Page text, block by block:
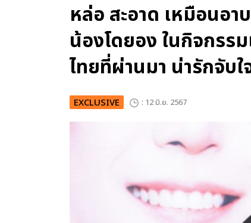
หล่อ สะอาด เหมือนอา
น้องโดยอง ในกิจกรร
ไทยที่ผ่านมา น่ารักจับใ
EXCLUSIVE : 12 มิ.ย. 2567